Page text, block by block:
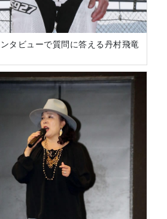
タビューで質問に答える丹村飛竜